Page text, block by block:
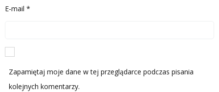
E-mail *
Zapamiętaj moje dane w tej przeglądarce podczas pisania
kolejnych komentarzy.